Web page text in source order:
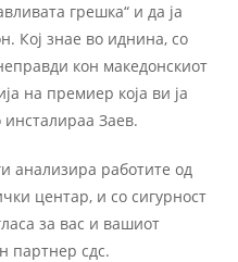
грешка“ и да ја
Кој знае во иднина, со
кон македонскиот
на премиер која ви ја
Заев.
анализира работите од
центар, и со сигурност
за вас и вашиот
партнер сдс.